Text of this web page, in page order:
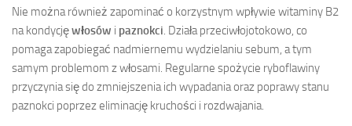
Nie można również zapominać o korzystnym wpływie witaminy B2
na kondycjęwłosów i paznokci. Działa przeciwłojotokowo, co
pomaga zapobiegać nadmiernemu wydzielaniu sebum, a tym
samym problemom z włosami. Regularne spożycie ryboflawiny
przyczynia się do zmniejszenia ich wypadania oraz poprawy stanu
paznokci poprzez eliminację kruchości i rozdwajania.